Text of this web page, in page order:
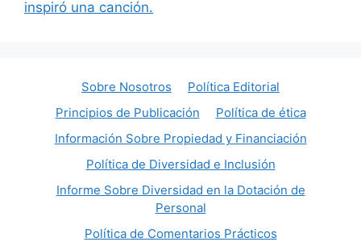
inspiró una canción.
Sobre Nosotros
Política Editorial
Principios de Publicación
Política de ética
Información Sobre Propiedad y Financiación
Política de Diversidad e Inclusión
Informe Sobre Diversidad en la Dotación de
Personal
Política de Comentarios Prácticos